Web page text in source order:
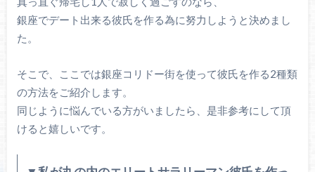
銀座でデート出来る彼氏を作る為に努力しようと決めまし
た。
そこで、ここでは銀座コリドー街を使って彼氏を作る2種類
の方法をご紹介します。
同じように悩んでいる方がいましたら、是非参考にして頂
けると嬉しいです。